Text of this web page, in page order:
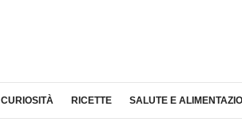
CURIOSITÀ RICETTE SALUTE E